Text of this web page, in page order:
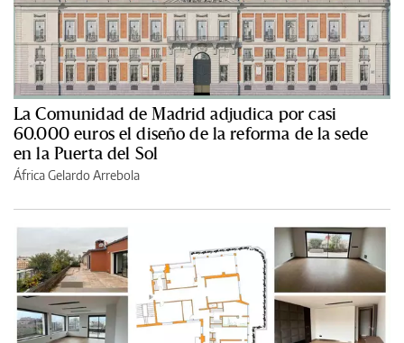
La Comunidad de Madrid adjudica por casi
60.000 euros el diseño de la reforma de la sede
en la Puerta del Sol
África Gelardo Arrebola